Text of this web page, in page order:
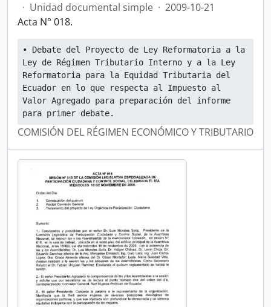
· Unidad documental simple · 2009-10-21
Acta N° 018.
• Debate del Proyecto de Ley Reformatoria a la
Ley de Régimen Tributario Interno y a la Ley
Reformatoria para la Equidad Tributaria del
Ecuador en lo que respecta al Impuesto al
Valor Agregado para preparación del informe
para primer debate.
COMISIÓN DEL RÉGIMEN ECONÓMICO Y TRIBUTARIO